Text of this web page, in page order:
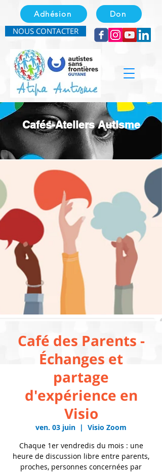
Adhésion Don
NOUS CONTACTER
Cafés-Ateliers Autisme
Café des Parents -
Échanges et
partage
d'expérience en
Visio
ven. 03 juin
  |
Visio Zoom
Chaque 1er vendredis du mois : une
heure de discussion libre entre parents,
proches, personnes concernées par